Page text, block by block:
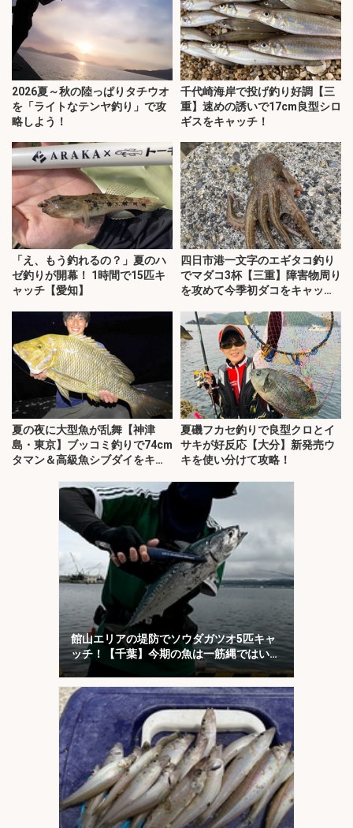
2026夏～秋の陸っぱりタチウオ
を「ライトなテンヤ釣り」で攻
略しよう！
千代崎海岸で投げ釣り好調【三
重】速めの誘いで17cm良型シロ
ギスをキャッチ！
「え、もう釣れるの？」夏のハ
ゼ釣りが開幕！ 1時間で15匹キ
ャッチ【愛知】
四日市港一文字のエギタコ釣り
でマダコ3杯【三重】障害物周り
を攻めて今季初ダコをキャッ
夏の夜に大型魚が乱舞【神津
島・東京】ブッコミ釣りで74cm
タマン＆高級魚シブダイをキャ
夏磯フカセ釣りで良型クロとイ
サキが好反応【大分】新発売ウ
キを使い分けて攻略！
館山エリアの堤防でソウダガツオ5匹キャ
ッチ！【千葉】今期の魚は一筋縄ではいか
ない？